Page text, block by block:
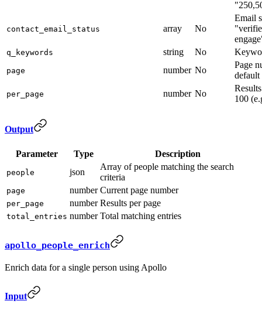
contact_email_status array No
Email
q_keywords string No
page number No
Page
default
per_page number No
100
Output
Parameter Type Description
people json
Array of people matching the search
criteria
page number Current page number
per_page number Results per page
total_entries number Total matching entries
apollo_people_enrich
Enrich data for a single person using Apollo
Input